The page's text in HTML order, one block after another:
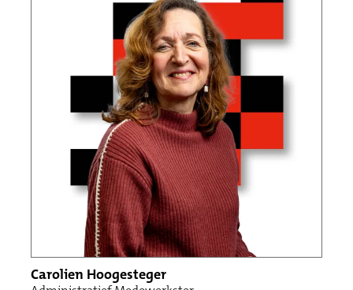
Carolien Hoogesteger